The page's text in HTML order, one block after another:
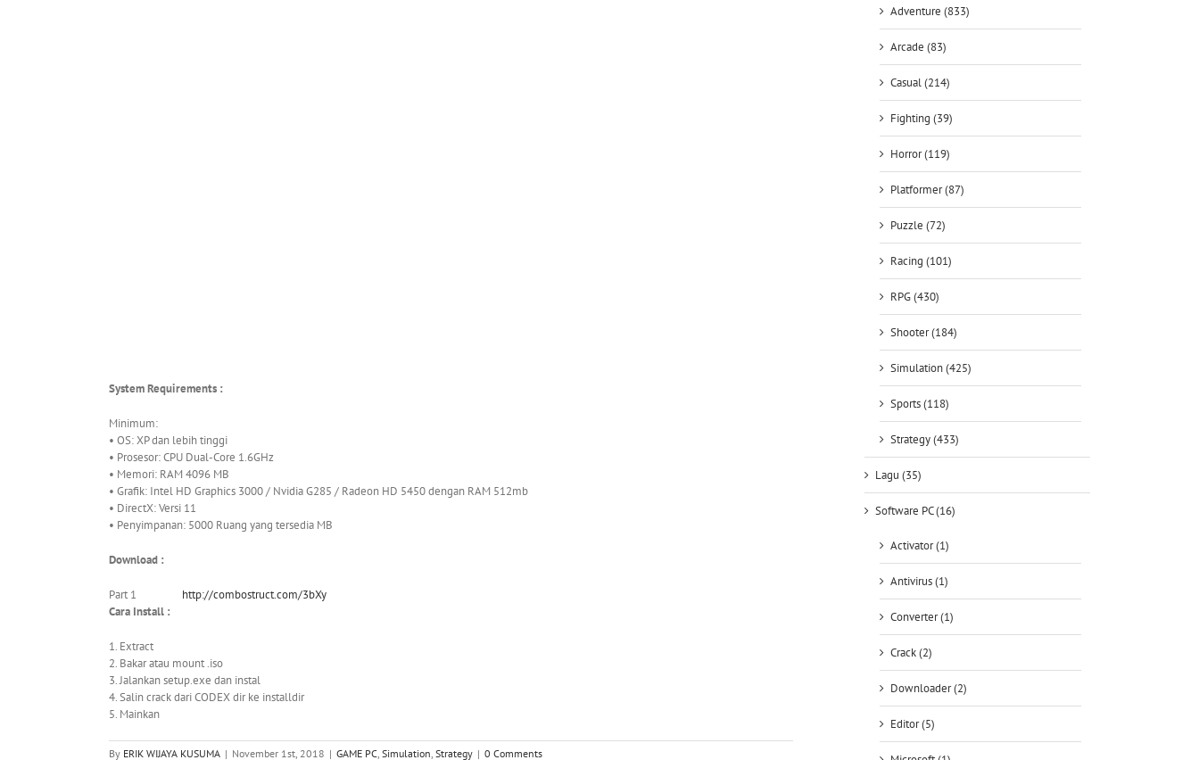
System Requirements :
Minimum:
• OS: XP dan lebih tinggi
• Prosesor: CPU Dual-Core 1.6GHz
• Memori: RAM 4096 MB
• Grafik: Intel HD Graphics 3000 / Nvidia G285 / Radeon HD 5450 dengan RAM 512mb
• DirectX: Versi 11
• Penyimpanan: 5000 Ruang yang tersedia MB
Download :
Part 1
http://combostruct.com/3bXy
Cara Install :
1. Extract
2. Bakar atau mount .iso
3. Jalankan setup.exe dan instal
4. Salin crack dari CODEX dir ke installdir
5. Mainkan
By ERIK WIJAYA KUSUMA | November 1st, 2018 | GAME PC, Simulation, Strategy | 0 Comments
Adventure (833)
Arcade (83)
Casual (214)
Fighting (39)
Horror (119)
Platformer (87)
Puzzle (72)
Racing (101)
RPG (430)
Shooter (184)
Simulation (425)
Sports (118)
Strategy (433)
Lagu (35)
Software PC (16)
Activator (1)
Antivirus (1)
Converter (1)
Crack (2)
Downloader (2)
Editor (5)